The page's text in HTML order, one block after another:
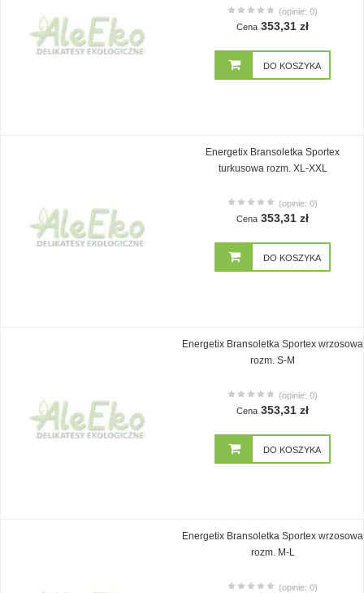
(opinie: 0)
Cena 353,31 zł
DO KOSZYKA
Energetix Bransoletka Sportex
turkusowa rozm. XL-XXL
(opinie: 0)
Cena 353,31 zł
DO KOSZYKA
Energetix Bransoletka Sportex wrzosowa
rozm. S-M
(opinie: 0)
Cena 353,31 zł
DO KOSZYKA
Energetix Bransoletka Sportex wrzosowa
rozm. M-L
(opinie: 0)